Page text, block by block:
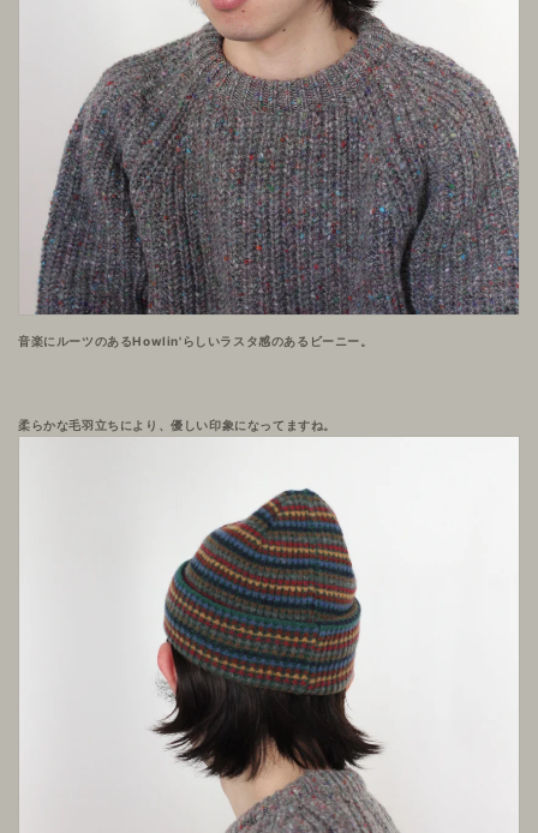
音楽にルーツのあるHowlin'らしいラスタ感のあるビーニー。
柔らかな毛羽立ちにより、優しい印象になってますね。